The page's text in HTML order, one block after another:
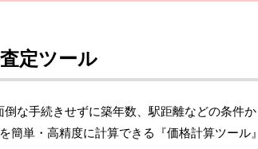
定ツール
な手続きせずに築年数、駅距離などの条件
簡単・高精度に計算できる『価格計算ツール